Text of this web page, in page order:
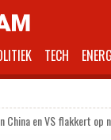
TECH
China en VS flakkert op